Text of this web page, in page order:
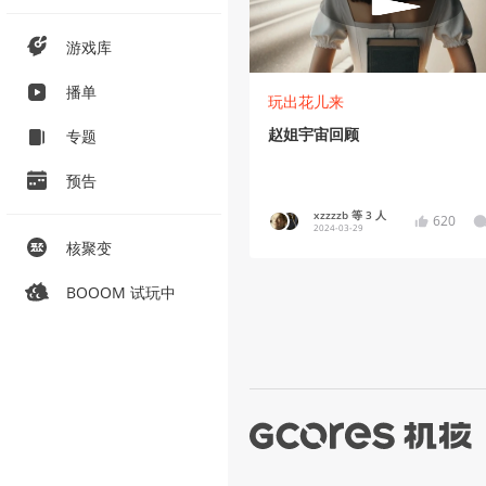
游戏库
播单
专题
预告
核聚变
BOOOM 试玩中
玩出花儿来
赵姐宇宙回顾
xzzzzb 等 3 人
2024-03-29 620